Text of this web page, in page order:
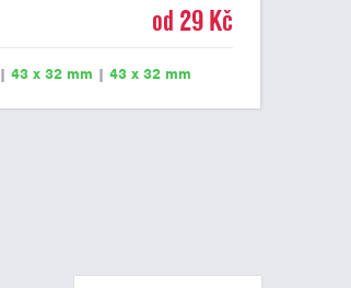
od 29 Kč
|43 x 32 mm |43 x 32 mm